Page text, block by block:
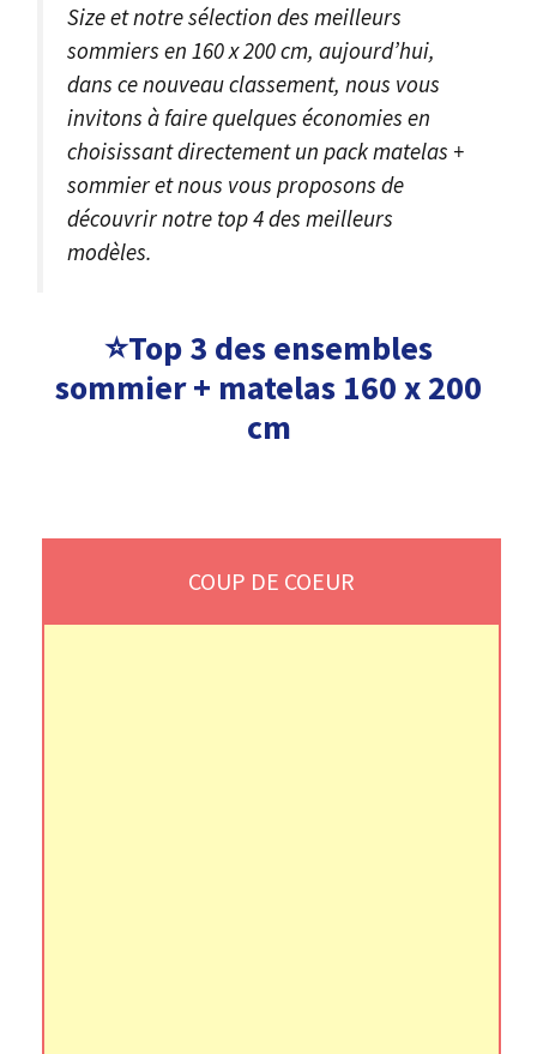
Size et notre sélection des meilleurs
sommiers en 160 x 200 cm, aujourd’hui,
dans ce nouveau classement, nous vous
invitons à faire quelques économies en
choisissant directement un pack matelas +
sommier et nous vous proposons de
découvrir notre top 4 des meilleurs
modèles.
⭐Top 3 des ensembles
sommier + matelas 160 x 200
cm
COUP DE COEUR